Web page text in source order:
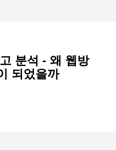
분석 - 왜 웹방
되었을까